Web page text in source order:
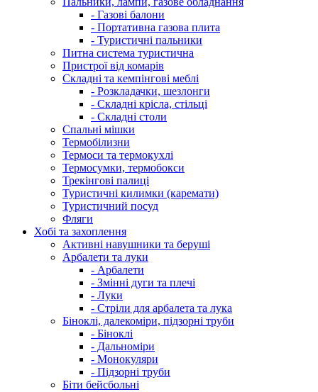
- Газові балони
- Портативна газова плита
- Туристичні пальники
Питна система туристична
Пристрої від комарів
Складні та кемпінгові меблі
- Розкладачки, шезлонги
- Складні крісла, стільці
- Складні столи
Спальні мішки
Термобілизни
Термоси та термокухлі
Термосумки, термобокси
Трекінгові палиці
Туристичні килимки (каремати)
Туристичний посуд
Фляги
Хобі та захоплення
Активні навушники та беруші
Арбалети та луки
- Арбалети
- Змінні дуги та плечі
- Луки
- Стріли для арбалета та лука
Біноклі, далекоміри, підзорні труби
- Біноклі
- Дальноміри
- Монокуляри
- Підзорні труби
Біти бейсбольні